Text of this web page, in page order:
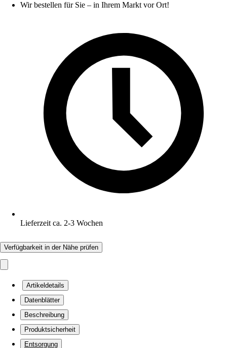
Wir bestellen für Sie – in Ihrem Markt vor Ort!
Lieferzeit ca. 2-3 Wochen
Verfügbarkeit in der Nähe prüfen
Artikeldetails
Datenblätter
Beschreibung
Produktsicherheit
Entsorgung